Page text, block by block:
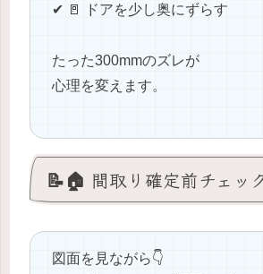
✔ 🚪 ドアを少し奥にずらす
たった300mmのズレが
心理を変えます。
📝🏠 間取り確定前チェッ
図面を見ながら👇